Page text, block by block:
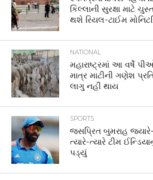
કિલ્લાની સુરક્ષા માટે
થશે રિયલ-ટાઈમ
NATIONAL
મહારાષ્ટ્રમાં આ વર્ષે
માત્ર માટીની ગણેશ
લાગુ નહીં થાય
SPORTS
જસપ્રિત બુમરાહ
ત્યારે-ત્યારે ટીમ
પડ્યું